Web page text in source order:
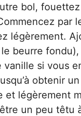
bol,
par
légèrement.
le beurre
vanille si vous
obtenir
et légèrement
un peu têtu